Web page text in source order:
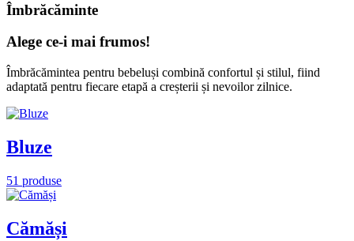
Îmbrăcăminte
Alege ce-i mai frumos!
Îmbrăcămintea pentru bebeluși combină confortul și stilul, fiind
adaptată pentru fiecare etapă a creșterii și nevoilor zilnice.
Bluze
51 produse
Cămăși